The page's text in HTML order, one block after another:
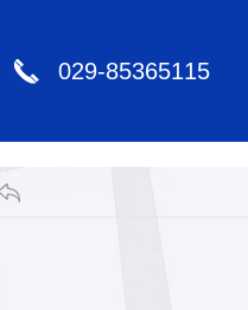
029-85365115